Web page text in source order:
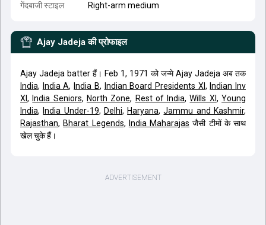
गेंदबाजी स्टाइल Right-arm medium
Ajay Jadeja की प्रोफाइल
Ajay Jadeja batter हैं। Feb 1, 1971 को जन्मे Ajay Jadeja अब तक
India, India A, India B, Indian Board Presidents XI , Indian Inv
XI , India Seniors, North Zone, Rest of India,Wills XI ,Young
India, India Under-19, Delhi, Haryana,Jammu and Kashmir,
Rajasthan, Bharat Legends, India Maharajas जैसी टीमों के साथ
खेल चुके हैं।